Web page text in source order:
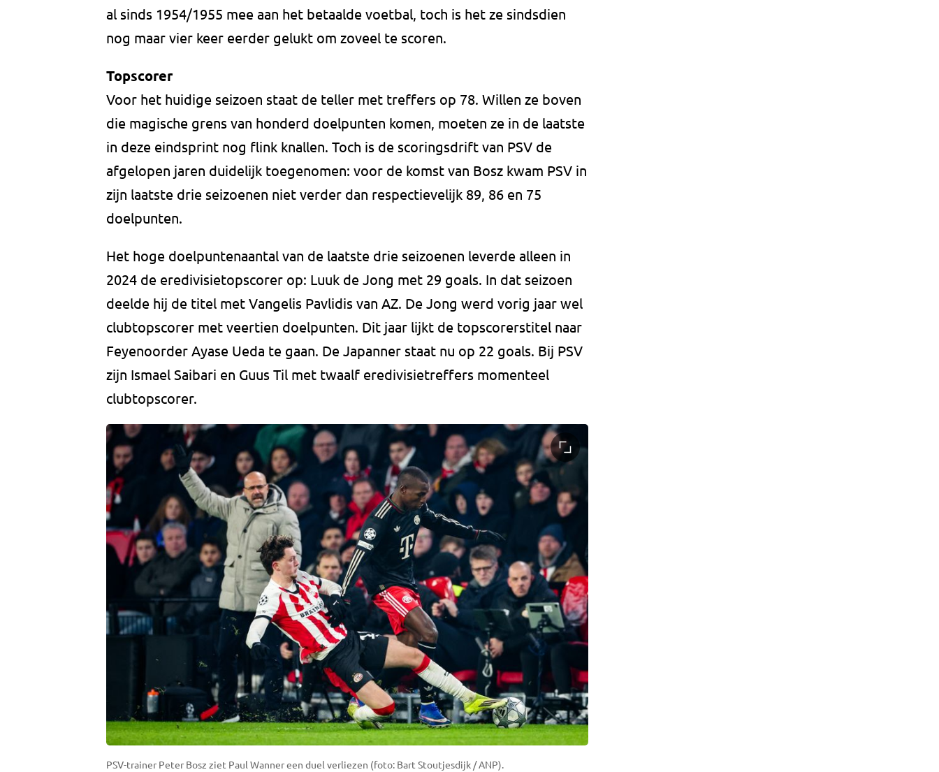
al sinds 1954/1955 mee aan het betaalde voetbal, toch is het ze sindsdien
nog maar vier keer eerder gelukt om zoveel te scoren.
Topscorer
Voor het huidige seizoen staat de teller met treffers op 78. Willen ze boven
die magische grens van honderd doelpunten komen, moeten ze in de laatste
in deze eindsprint nog flink knallen. Toch is de scoringsdrift van PSV de
afgelopen jaren duidelijk toegenomen: voor de komst van Bosz kwam PSV in
zijn laatste drie seizoenen niet verder dan respectievelijk 89, 86 en 75
doelpunten.
Het hoge doelpuntenaantal van de laatste drie seizoenen leverde alleen in
2024 de eredivisietopscorer op: Luuk de Jong met 29 goals. In dat seizoen
deelde hij de titel met Vangelis Pavlidis van AZ. De Jong werd vorig jaar wel
clubtopscorer met veertien doelpunten. Dit jaar lijkt de topscorerstitel naar
Feyenoorder Ayase Ueda te gaan. De Japanner staat nu op 22 goals. Bij PSV
zijn Ismael Saibari en Guus Til met twaalf eredivisietreffers momenteel
clubtopscorer.
PSV-trainer Peter Bosz ziet Paul Wanner een duel verliezen (foto: Bart Stoutjesdijk / ANP).